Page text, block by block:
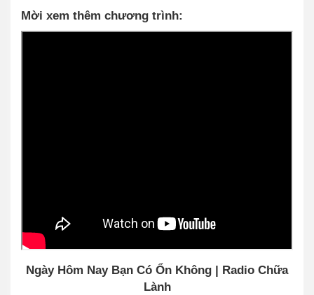
Mời xem thêm chương trình:
Ngày Hôm Nay Bạn Có Ổn Không | Radio Chữa
Lành